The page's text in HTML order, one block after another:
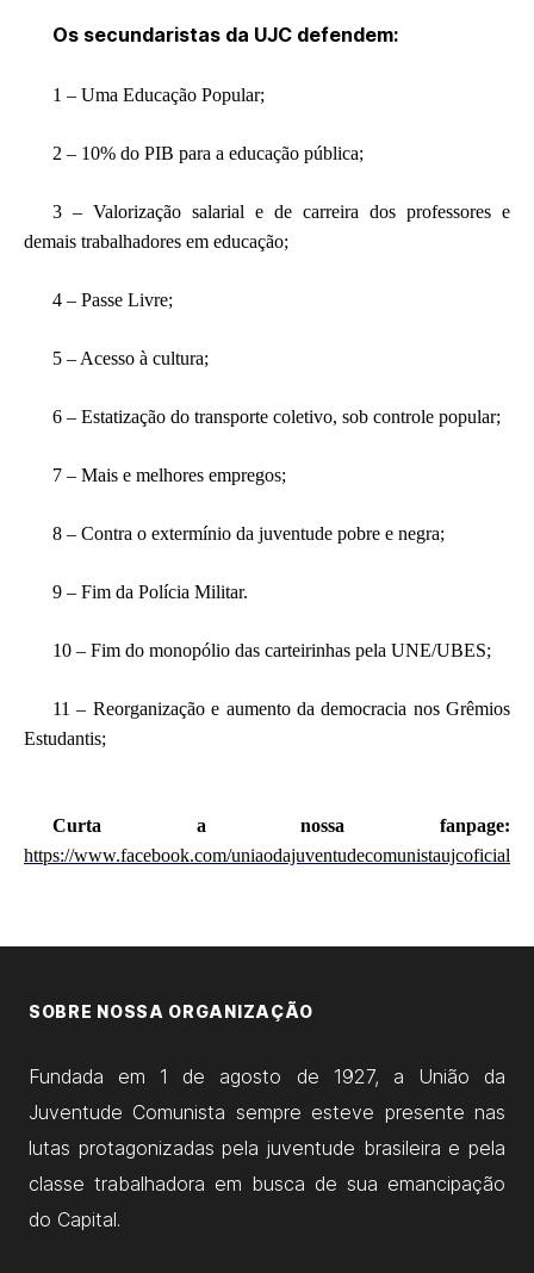
Os secundaristas da UJC defendem:
1 – Uma Educação Popular;
2 – 10% do PIB para a educação pública;
3 – Valorização salarial e de carreira dos professores e
demais trabalhadores em educação;
4 – Passe Livre;
5 – Acesso à cultura;
6 – Estatização do transporte coletivo, sob controle popular;
7 – Mais e melhores empregos;
8 – Contra o extermínio da juventude pobre e negra;
9 – Fim da Polícia Militar.
10 – Fim do monopólio das carteirinhas pela UNE/UBES;
11 – Reorganização e aumento da democracia nos Grêmios
Estudantis;
Curta a nossa fanpage:
https://www.facebook.com/uniaodajuventudecomunistaujcoficial
SOBRE NOSSA ORGANIZAÇÃO
Fundada em 1 de agosto de 1927, a União da
Juventude Comunista sempre esteve presente nas
lutas protagonizadas pela juventude brasileira e pela
classe trabalhadora em busca de sua emancipação
do Capital.